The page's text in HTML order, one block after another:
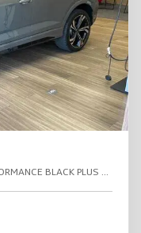
2.0 40 TFSI GASOLINA SPORTBACK PERFORMANCE BLACK PLUS QUATTRO TIPTRONIC